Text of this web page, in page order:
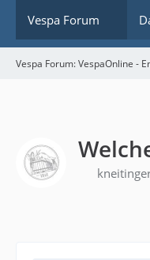
Vespa Forum
Vespa Forum: VespaOnline -